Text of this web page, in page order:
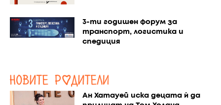
3-ти годишен форум за
транспорт, логистика и
спедиция
Ан Хатауей иска децата ѝ да